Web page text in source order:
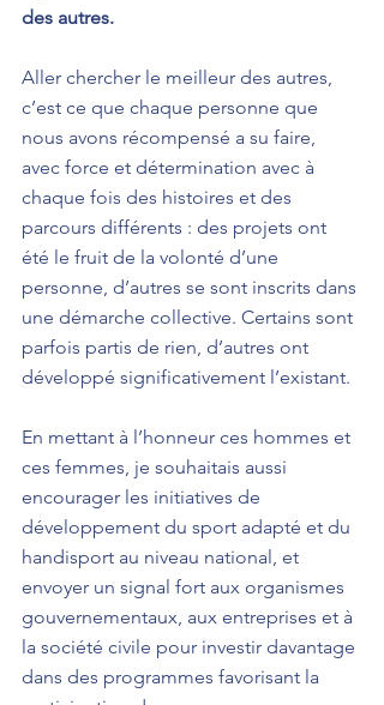
des autres.
Aller chercher le meilleur des autres,
c’est ce que chaque personne que
nous avons récompensé a su faire,
avec force et détermination avec à
chaque fois des histoires et des
parcours différents : des projets ont
été le fruit de la volonté d’une
personne, d’autres se sont inscrits dans
une démarche collective. Certains sont
parfois partis de rien, d’autres ont
développé significativement l’existant.
En mettant à l’honneur ces hommes et
ces femmes, je souhaitais aussi
encourager les initiatives de
développement du sport adapté et du
handisport au niveau national, et
envoyer un signal fort aux organismes
gouvernementaux, aux entreprises et à
la société civile pour investir davantage
dans des programmes favorisant la